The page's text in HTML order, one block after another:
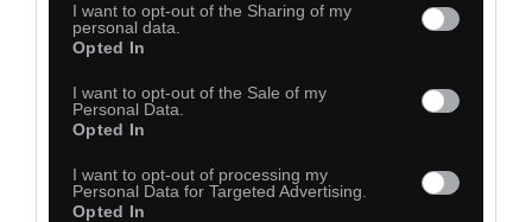
I want to opt-out of the Sharing of my
personal data.
Opted In
I want to opt-out of the Sale of my
Personal Data.
Opted In
I want to opt-out of processing my
Personal Data for Targeted Advertising.
Opted In